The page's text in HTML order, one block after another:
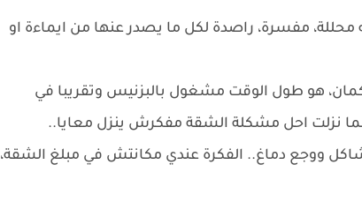
محللة، مفسرة، راصدة لكل ما يصدر عنها من ايماءة او
كمان، هو طول الوقت مشغول بالبزنيس وتقريبا في
نزلت احل مشكلة الشقة مفكرش ينزل معايا..
ووجع دماغ.. الفكرة عندي مكانتش في مبلغ الشقة،